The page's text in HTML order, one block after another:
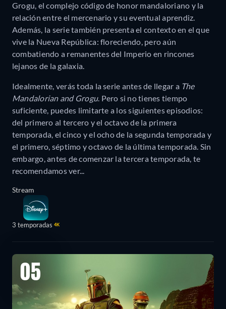
Grogu, el complejo código de honor mandaloriano y la
relación entre el mercenario y su eventual aprendiz.
Además, la serie también presenta el contexto en el que
vive la Nueva República: floreciendo, pero aún
combatiendo a remanentes del Imperio en rincones
lejanos de la galaxia.
Idealmente, verás toda la serie antes de llegar a The
Mandalorian and Grogu. Pero si no tienes tiempo
suficiente, puedes limitarte a los siguientes episodios:
del primero al tercero y el octavo de la primera
temporada, el cinco y el ocho de la segunda temporada y
el primero, séptimo y octavo de la última temporada. Sin
embargo, antes de comenzar la tercera temporada, te
recomendamos ver...
Stream
3 temporadas 4K
05